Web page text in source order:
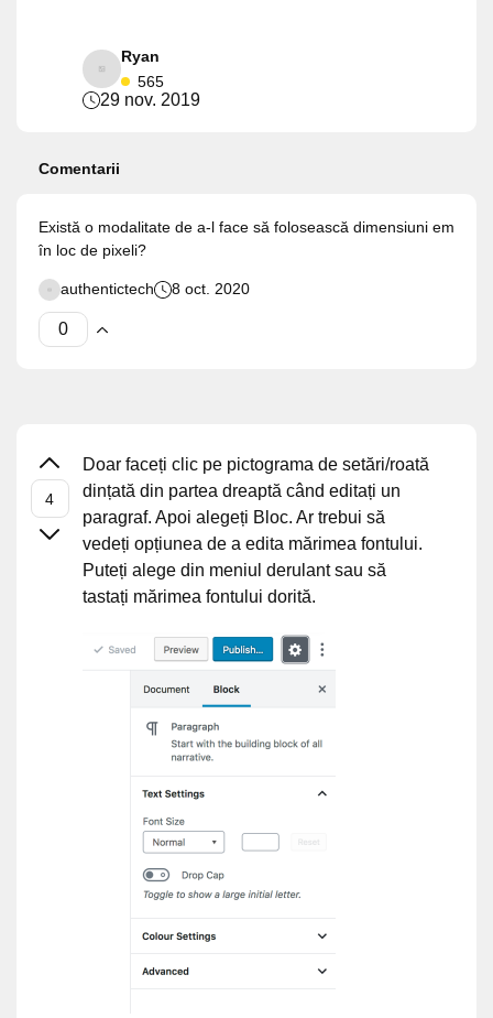
Ryan
565
29 nov. 2019
Comentarii
Există o modalitate de a-l face să folosească dimensiuni em
în loc de pixeli?
authentictech 8 oct. 2020
Doar faceți clic pe pictograma de setări/roată
dințată din partea dreaptă când editați un
paragraf. Apoi alegeți Bloc. Ar trebui să
vedeți opțiunea de a edita mărimea fontului.
Puteți alege din meniul derulant sau să
tastați mărimea fontului dorită.